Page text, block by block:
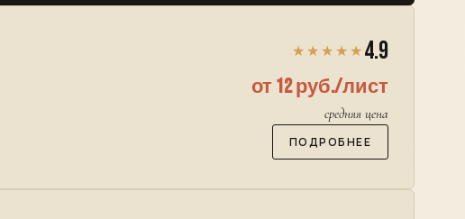
★★★★★ 4.9
от 12 руб./лист
средняя цена
ПОДРОБНЕЕ